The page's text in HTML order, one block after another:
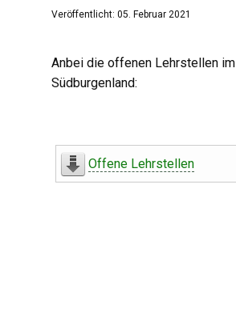
Veröffentlicht: 05. Februar 2021
Anbei die offenen Lehrstellen im
Südburgenland:
Offene Lehrstellen